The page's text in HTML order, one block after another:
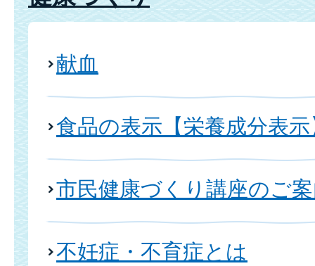
献血
食品の表示【栄養成分表示
市民健康づくり講座のご
不妊症・不育症とは